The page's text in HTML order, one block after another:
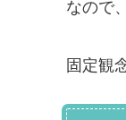
なので、
固定観